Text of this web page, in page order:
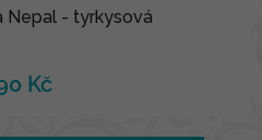
Nepal - tyrkysová
Kč